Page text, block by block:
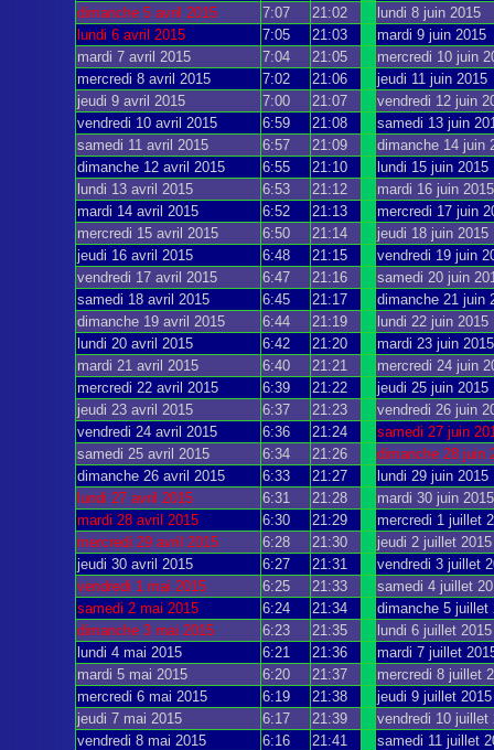
dimanche 5 avril 2015
7:07 21:02
lundi 8 juin 2015
lundi 6 avril 2015
7:05 21:03
mardi 9 juin 2015
mardi 7 avril 2015
7:04 21:05
mercredi 10 juin
mercredi 8 avril 2015
7:02 21:06
jeudi 11 juin 2015
jeudi 9 avril 2015
7:00 21:07
vendredi 12 juin
vendredi 10 avril 2015
6:59 21:08
samedi 13 juin
samedi 11 avril 2015
6:57 21:09
dimanche 14 juin
dimanche 12 avril 2015
6:55 21:10
lundi 15 juin 2015
lundi 13 avril 2015
6:53 21:12
mardi 16 juin 2015
mardi 14 avril 2015
6:52 21:13
mercredi 17 juin
mercredi 15 avril 2015
6:50 21:14
jeudi 18 juin 2015
jeudi 16 avril 2015
6:48 21:15
vendredi 19 juin
vendredi 17 avril 2015
6:47 21:16
samedi 20 juin
samedi 18 avril 2015
6:45 21:17
dimanche 21 juin
dimanche 19 avril 2015
6:44 21:19
lundi 22 juin 2015
lundi 20 avril 2015
6:42 21:20
mardi 23 juin 2015
mardi 21 avril 2015
6:40 21:21
mercredi 24 juin
mercredi 22 avril 2015
6:39 21:22
jeudi 25 juin 2015
jeudi 23 avril 2015
6:37 21:23
vendredi 26 juin
vendredi 24 avril 2015
6:36 21:24
samedi 27 juin
samedi 25 avril 2015
6:34 21:26
dimanche 28 juin
dimanche 26 avril 2015
6:33 21:27
lundi 29 juin 2015
lundi 27 avril 2015
6:31 21:28
mardi 30 juin 2015
mardi 28 avril 2015
6:30 21:29
mercredi 1 juillet
mercredi 29 avril 2015
6:28 21:30
jeudi 2 juillet 2015
jeudi 30 avril 2015
6:27 21:31
vendredi 3 juillet
vendredi 1 mai 2015
6:25 21:33
samedi 4 juillet
samedi 2 mai 2015
6:24 21:34
dimanche 5 juillet
dimanche 3 mai 2015
6:23 21:35
lundi 6 juillet 2015
lundi 4 mai 2015
6:21 21:36
mardi 7 juillet
mardi 5 mai 2015
6:20 21:37
mercredi 8 juillet
mercredi 6 mai 2015
6:19 21:38
jeudi 9 juillet 2015
jeudi 7 mai 2015
6:17 21:39
vendredi 10 juillet
vendredi 8 mai 2015
6:16 21:41
samedi 11 juillet